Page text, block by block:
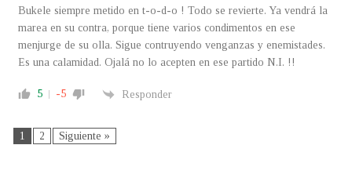
Bukele siempre metido en t-o-d-o ! Todo se revierte. Ya vendrá la
marea en su contra, porque tiene varios condimentos en ese
menjurge de su olla. Sigue contruyendo venganzas y enemistades.
Es una calamidad. Ojalá no lo acepten en ese partido N.I. !!
5 -5 Responder
1 2 Siguiente »